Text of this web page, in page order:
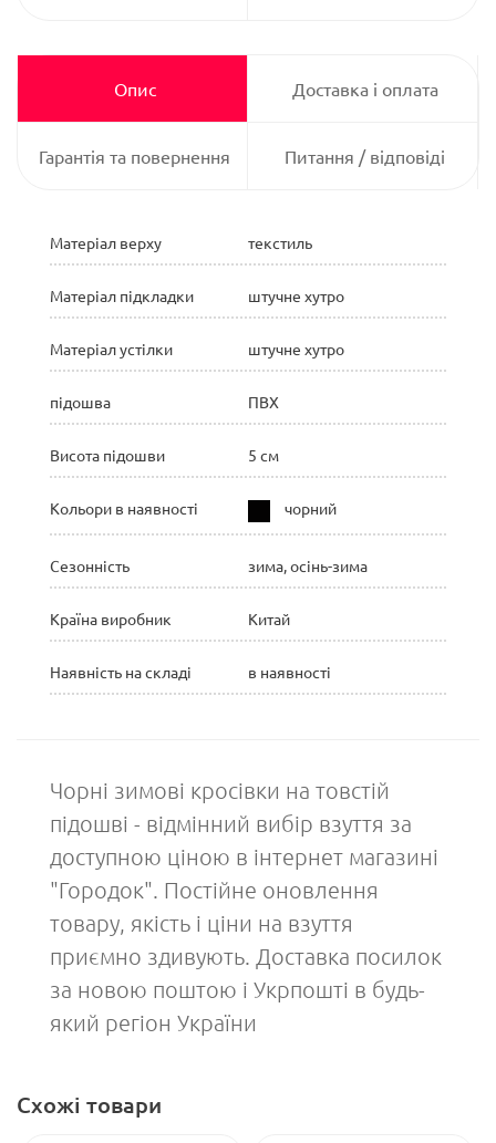
Опис Доставка і оплата
Гарантія та повернення Питання / відповіді
Матеріал верху текстиль
Матеріал підкладки штучне хутро
Матеріал устілки штучне хутро
підошва ПВХ
Висота підошви 5 см
Кольори в наявності чорний
Сезонність зима, осінь-зима
Країна виробник Китай
Наявність на складі в наявності
Чорні зимові кросівки на товстій
підошві - відмінний вибір взуття за
доступною ціною в інтернет магазині
"Городок". Постійне оновлення
товару, якість і ціни на взуття
приємно здивують. Доставка посилок
за новою поштою і Укрпошті в будь-
який регіон України
Схожі товари